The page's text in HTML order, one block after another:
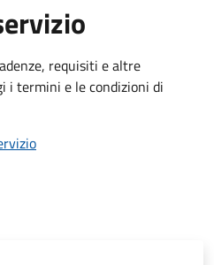
requisiti e altre
i termini e le condizioni di